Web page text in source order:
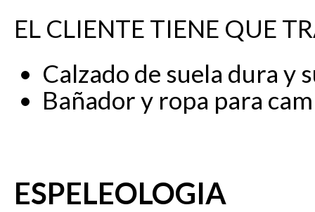
EL CLIENTE TIENE QUE
Calzado de suela dura y
Bañador y ropa para
ESPELEOLOGIA